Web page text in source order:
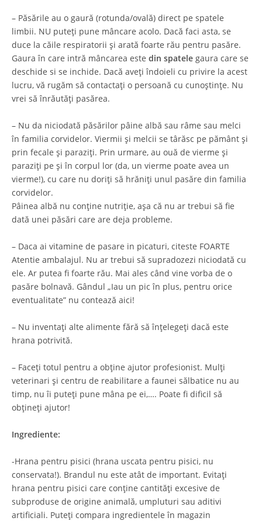
– Păsările au o gaură (rotunda/ovală) direct pe spatele
limbii. NU puteți pune mâncare acolo. Dacă faci asta, se
duce la căile respiratorii și arată foarte rău pentru pasăre.
Gaura în care intră mâncarea este din spatele gaura care se
deschide si se inchide. Dacă aveți îndoieli cu privire la acest
lucru, vă rugăm să contactați o persoană cu cunoștințe. Nu
vrei să înrăutăți pasărea.
– Nu da niciodată păsărilor pâine albă sau râme sau melci
în familia corvidelor. Viermii și melcii se târăsc pe pământ și
prin fecale și paraziți. Prin urmare, au ouă de vierme și
paraziți pe și în corpul lor (da, un vierme poate avea un
vierme!), cu care nu doriți să hrăniți unul pasăre din familia
corvidelor.
Pâinea albă nu conține nutriție, așa că nu ar trebui să fie
dată unei păsări care are deja probleme.
– Daca ai vitamine de pasare in picaturi, citeste FOARTE
Atentie ambalajul. Nu ar trebui să supradozezi niciodată cu
ele. Ar putea fi foarte rău. Mai ales când vine vorba de o
pasăre bolnavă. Gândul „Iau un pic în plus, pentru orice
eventualitate” nu contează aici!
– Nu inventați alte alimente fără să înțelegeți dacă este
hrana potrivită.
– Faceți totul pentru a obține ajutor profesionist. Mulți
veterinari și centru de reabilitare a faunei sălbatice nu au
timp, nu îi puteți pune mâna pe ei,…. Poate fi dificil să
obțineți ajutor!
Ingrediente:
-Hrana pentru pisici (hrana uscata pentru pisici, nu
conservata!). Brandul nu este atât de important. Evitați
hrana pentru pisici care conține cantități excesive de
subproduse de origine animală, umpluturi sau aditivi
artificiali. Puteți compara ingredientele în magazin